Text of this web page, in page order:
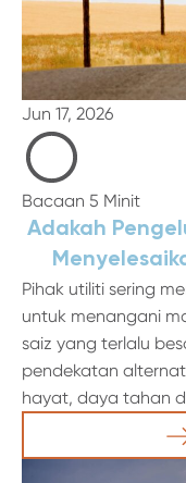
Jun 17, 2026
Bacaan 5 Minit
Adakah
Pihak utiliti sering
untuk menangani
saiz yang terlalu
pendekatan
hayat, daya tahan